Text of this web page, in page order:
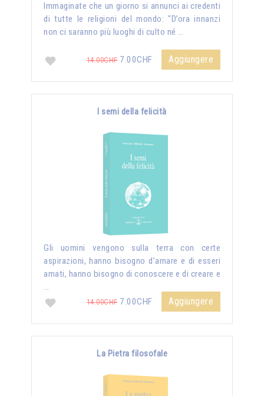
Immaginate che un giorno si annunci ai credenti
di tutte le religioni del mondo: "D’ora innanzi
non ci saranno più luoghi di culto né …
14.00CHF7.00CHF Aggiungere
I semi della felicità
Gli uomini vengono sulla terra con certe
aspirazioni, hanno bisogno d’amare e di esseri
amati, hanno bisogno di conoscere e di creare e
…
14.00CHF7.00CHF Aggiungere
La Pietra filosofale